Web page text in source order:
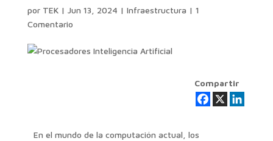
por TEK| Jun 13, 2024 | Infraestructura | 1
Comentario
Compartir
En el mundo de la computación actual, los